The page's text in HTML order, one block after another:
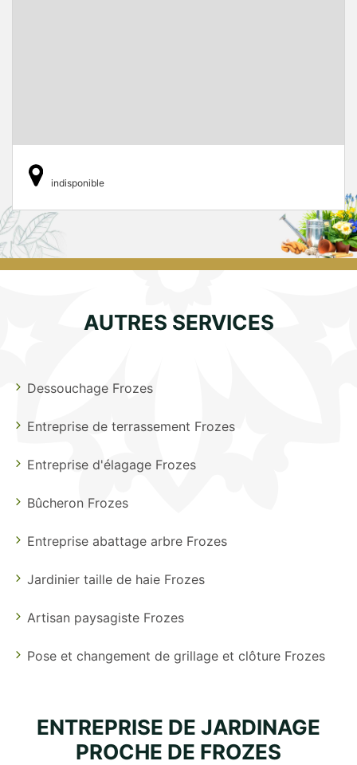
indisponible
AUTRES SERVICES
Dessouchage Frozes
Entreprise de terrassement Frozes
Entreprise d'élagage Frozes
Bûcheron Frozes
Entreprise abattage arbre Frozes
Jardinier taille de haie Frozes
Artisan paysagiste Frozes
Pose et changement de grillage et clôture Frozes
ENTREPRISE DE JARDINAGE
PROCHE DE FROZES